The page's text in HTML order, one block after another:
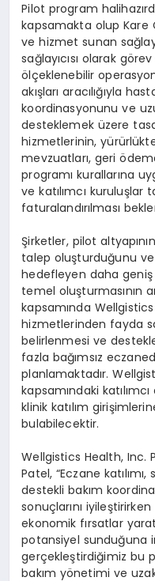
Pilot program
kapsamakta olup Kare
ve hizmet sunan
sağlayıcısı olarak
ölçeklenebilir
akışları aracılığıyla
koordinasyonunu ve
desteklemek üzere
hizmetlerinin,
mevzuatları, geri
programı kurallarına
ve katılımcı kuruluşlar
faturalandırılması
Şirketler, pilot
talep oluşturduğunu ve
hedefleyen daha
temel oluşturmasının
kapsamında
hizmetlerinden fayda
belirlenmesi ve
fazla bağımsız
planlamaktadır.
kapsamındaki
klinik katılım
bulabilecektir.
Wellgistics Health, Inc.
Patel, “Eczane
destekli bakım
sonuçlarını
ekonomik fırsatlar
potansiyel sunduğuna
gerçekleştirdiğimiz bu
bakım yönetimi ve